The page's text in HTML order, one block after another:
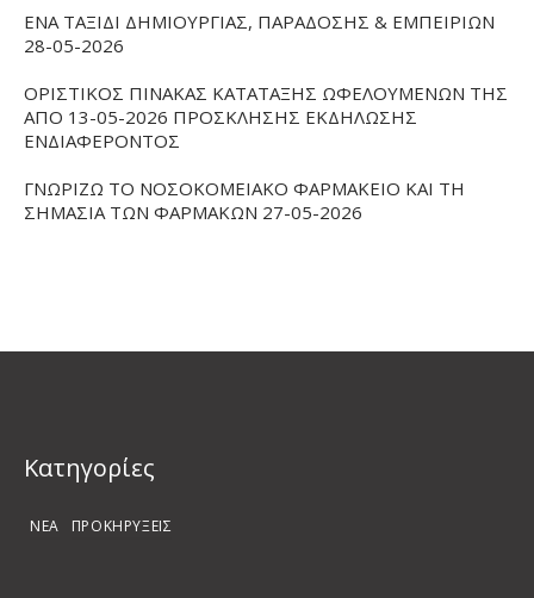
ΕΝΑ ΤΑΞΙΔΙ ΔΗΜΙΟΥΡΓΙΑΣ, ΠΑΡΑΔΟΣΗΣ & ΕΜΠΕΙΡΙΩΝ
28-05-2026
ΟΡΙΣΤΙΚΟΣ ΠΙΝΑΚΑΣ ΚΑΤΑΤΑΞΗΣ ΩΦΕΛΟΥΜΕΝΩΝ ΤΗΣ
ΑΠΟ 13-05-2026 ΠΡΟΣΚΛΗΣΗΣ ΕΚΔΗΛΩΣΗΣ
ΕΝΔΙΑΦΕΡΟΝΤΟΣ
ΓΝΩΡΙΖΩ ΤΟ ΝΟΣΟΚΟΜΕΙΑΚΟ ΦΑΡΜΑΚΕΙΟ ΚΑΙ ΤΗ
ΣΗΜΑΣΙΑ ΤΩΝ ΦΑΡΜΑΚΩΝ 27-05-2026
Kατηγορίες
ΝΕΑ ΠΡΟΚΗΡΥΞΕΙΣ